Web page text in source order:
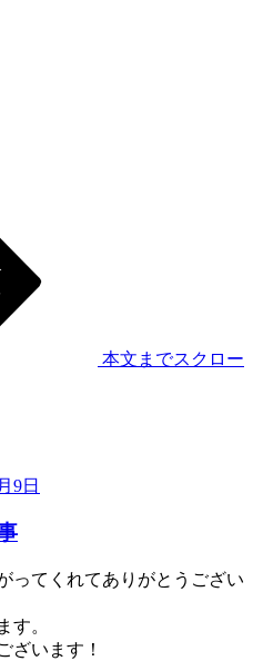
本文までスクロー
9日
ってくれてありがとうござい
す。
ざいます！